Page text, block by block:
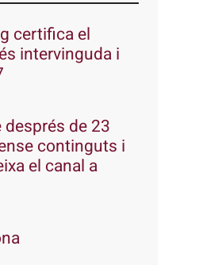
certifica el
intervinguda i
de 23
continguts i
el canal a